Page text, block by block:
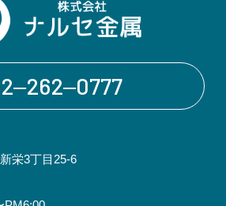
栄3丁目25-6